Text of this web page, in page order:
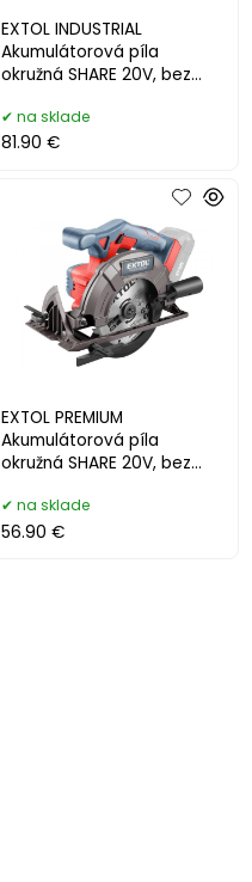
EXTOL INDUSTRIAL
Akumulátorová píla
okružná SHARE 20V, bez
8791823
na sklade
81.90 €
EXTOL PREMIUM
Akumulátorová píla
okružná SHARE 20V, bez
8891823
na sklade
56.90 €